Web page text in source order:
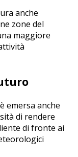
anche
zone del
maggiore
emersa anche
di rendere
di fronte ai